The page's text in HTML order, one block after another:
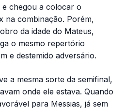
chegou a colocar o
na combinação. Porém,
da idade do Mateus,
o mesmo repertório
e destemido adversário.
a mesma sorte da semifinal,
onde ele estava. Quando
para Messias, já sem